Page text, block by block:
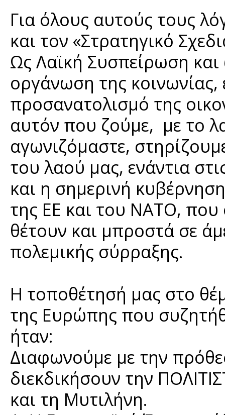
Για όλους αυτούς τους
και τον «Στρατηγικό
Ως Λαϊκή Συσπείρωση
οργάνωση της κοινωνίας,
προσανατολισμό της
αυτόν που ζούμε, με το
αγωνιζόμαστε,
του λαού μας, ενάντια
και η σημερινή
της ΕΕ και του ΝΑΤΟ, που
θέτουν και μπροστά σε
πολεμικής σύρραξης.
Η τοποθέτησή μας στο
της Ευρώπης που
ήταν:
Διαφωνούμε με την
διεκδικήσουν την
και τη Μυτιλήνη.